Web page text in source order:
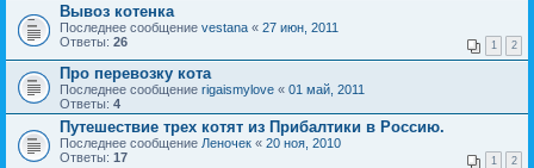
Вывоз котенка
Последнее сообщение vestana « 27 июн, 2011
Ответы: 26 1 2
Про перевозку кота
Последнее сообщение rigaismylove « 01 май, 2011
Ответы: 4
Путешествие трех котят из Прибалтики в Россию.
Последнее сообщение Леночек « 20 ноя, 2010
Ответы: 17 1 2